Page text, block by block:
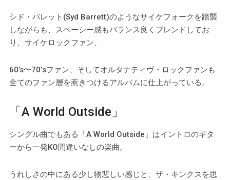
シド・バレット(Syd Barrett)のようなサイケフォークを踏襲
しながらも、スペーシー感もバランス良くブレンドしてお
り、サイケロックファン、
60’s〜70’sファン、そしてオルタナティヴ・ロックファンも
全てのファン層を惹きつけるアルバムに仕上がっている。
「A World Outside」
シングル曲でもある「A World Outside」はイントロのギタ
ーから一発KO間違いなしの楽曲。
うれしさの中にある少し物悲しい感じと、ザ・キンクスを思